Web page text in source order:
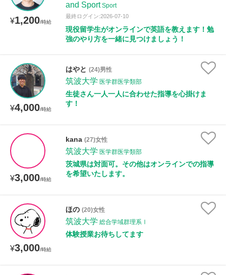
¥1,200/時給
and SportSport
最終ログイン:2026-07-10
現役留学生がオンラインで英語を教えます！勉
強のやり方を一緒に見つけましょう！
¥4,000/時給
はやと (24)男性
筑波大学 医学群医学類部
生徒さん一人一人に合わせた指導を心掛けま
す！
¥3,000/時給
kana (27)女性
筑波大学 医学群医学類部
茨城県は対面可。その他はオンラインでの指導
を希望いたします。
¥3,000/時給
ほの (20)女性
筑波大学 総合学域群理系Ⅰ
体験授業お待ちしてます